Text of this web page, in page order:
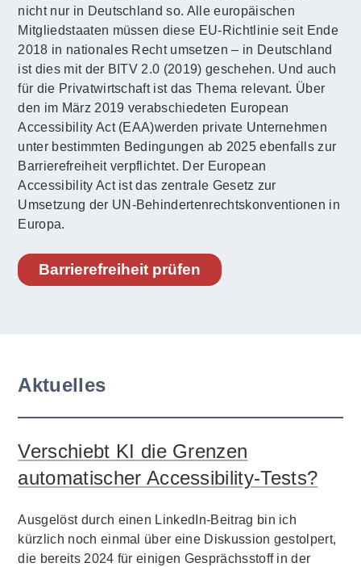
nicht nur in Deutschland so. Alle europäischen
Mitgliedstaaten müssen diese EU-Richtlinie seit Ende
2018 in nationales Recht umsetzen – in Deutschland
ist dies mit der BITV 2.0 (2019) geschehen. Und auch
für die Privatwirtschaft ist das Thema relevant. Über
den im März 2019 verabschiedeten European
Accessibility Act (EAA)werden private Unternehmen
unter bestimmten Bedingungen ab 2025 ebenfalls zur
Barrierefreiheit verpflichtet. Der European
Accessibility Act ist das zentrale Gesetz zur
Umsetzung der UN-Behindertenrechtskonventionen in
Europa.
Barrierefreiheit prüfen
Aktuelles
Verschiebt KI die Grenzen
automatischer Accessibility-Tests?
Ausgelöst durch einen LinkedIn-Beitrag bin ich
kürzlich noch einmal über eine Diskussion gestolpert,
die bereits 2024 für einigen Gesprächsstoff in der